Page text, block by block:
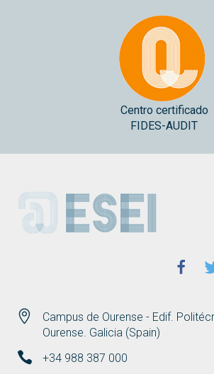
Centro certificado
FIDES-AUDIT
ESEI
Campus de Ourense - Edif.
Ourense. Galicia (Spain)
+34 988 387 000